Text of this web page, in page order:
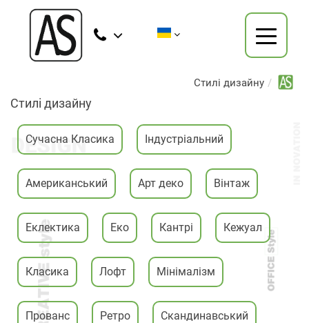
Cтилі дизайну
Cтилі дизайну
Cучасна Класика Індустріальний
Американський Арт деко Вінтаж
Еклектика Еко Кантрі Кежуал
Класика Лофт Мінімалізм
Прованс Ретро Скандинавський